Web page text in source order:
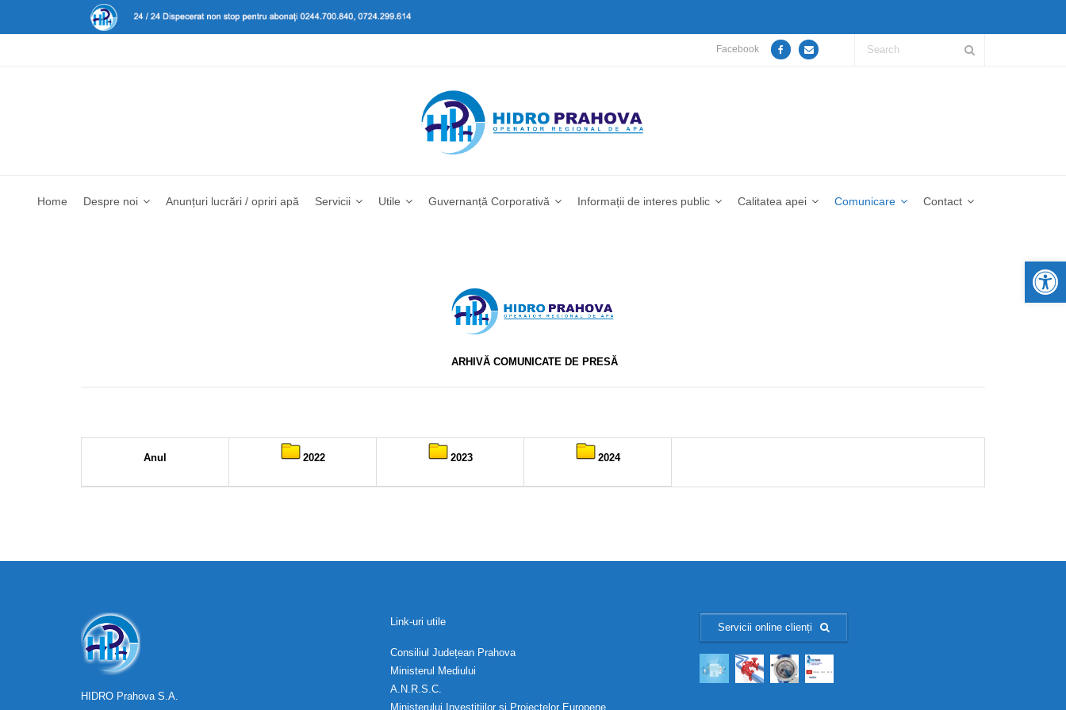
Facebook
Home Despre noi Anunțuri lucrări / opriri apă Servicii Utile Guvernanță Corporativă Informații de interes public Calitatea apei Comunicare Contact
ARHIVĂ COMUNICATE DE PRESĂ
Anul 2022 2023 2024
HIDRO Prahova S.A.
Link-uri utile
Consiliul Județean Prahova
Ministerul Mediului
A.N.R.S.C.
Ministerului Investițiilor și Proiectelor Europene
Servicii online clienți